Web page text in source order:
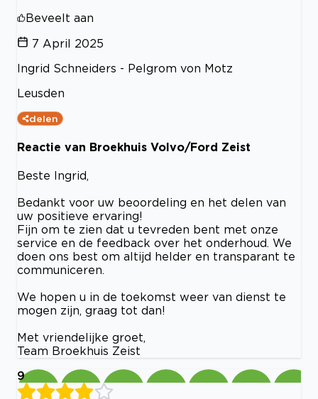
Beveelt aan
7 April 2025
Ingrid Schneiders - Pelgrom von Motz
Leusden
delen
Reactie van Broekhuis Volvo/Ford Zeist
Beste Ingrid,
Bedankt voor uw beoordeling en het delen van
uw positieve ervaring!
Fijn om te zien dat u tevreden bent met onze
service en de feedback over het onderhoud. We
doen ons best om altijd helder en transparant te
communiceren.
We hopen u in de toekomst weer van dienst te
mogen zijn, graag tot dan!
Met vriendelijke groet,
Team Broekhuis Zeist
9